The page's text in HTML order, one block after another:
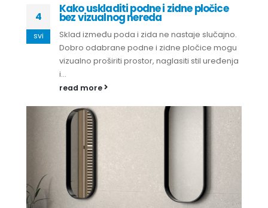
4
svi
Kako uskladiti podne i zidne pločice
bez vizualnog nereda
Sklad između poda i zida ne nastaje slučajno.
Dobro odabrane podne i zidne pločice mogu
vizualno proširiti prostor, naglasiti stil uređenja
i...
read more